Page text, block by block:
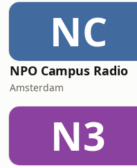
NC
NPO Campus Radio
Amsterdam
N3